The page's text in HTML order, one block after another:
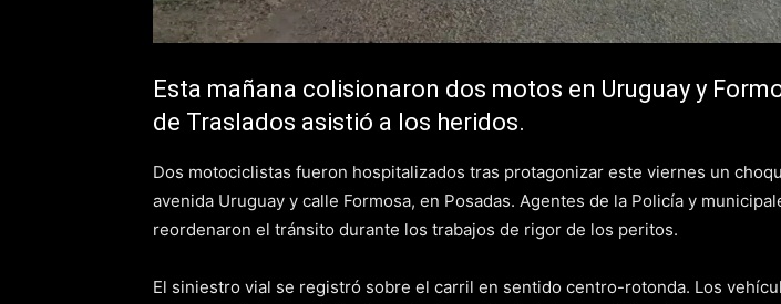
Esta mañana colisionaron dos motos en Uruguay y
de Traslados asistió a los heridos.
Dos motociclistas fueron hospitalizados tras protagonizar este viernes un
avenida Uruguay y calle Formosa, en Posadas. Agentes de la Policía y
reordenaron el tránsito durante los trabajos de rigor de los peritos.
El siniestro vial se registró sobre el carril en sentido centro-rotonda. Los